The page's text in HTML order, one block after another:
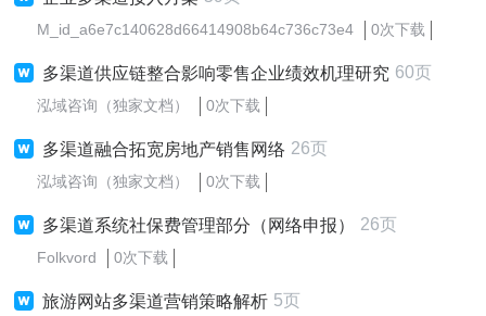
M_id_a6e7c140628d66414908b64c736c73e4 0次下载
多渠道供应链整合影响零售企业绩效机理研究 60页
泓域咨询（独家文档） 0次下载
多渠道融合拓宽房地产销售网络 26页
泓域咨询（独家文档） 0次下载
多渠道系统社保费管理部分（网络申报） 26页
Folkvord 0次下载
旅游网站多渠道营销策略解析 5页